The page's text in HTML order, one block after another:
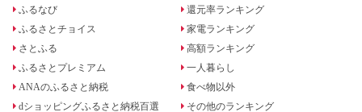
ふるなび
ふるさとチョイス
さとふる
ふるさとプレミアム
ANAのふるさと納税
dショッピングふるさと納税百選
還元率ランキング
家電ランキング
高額ランキング
一人暮らし
食べ物以外
その他のランキング